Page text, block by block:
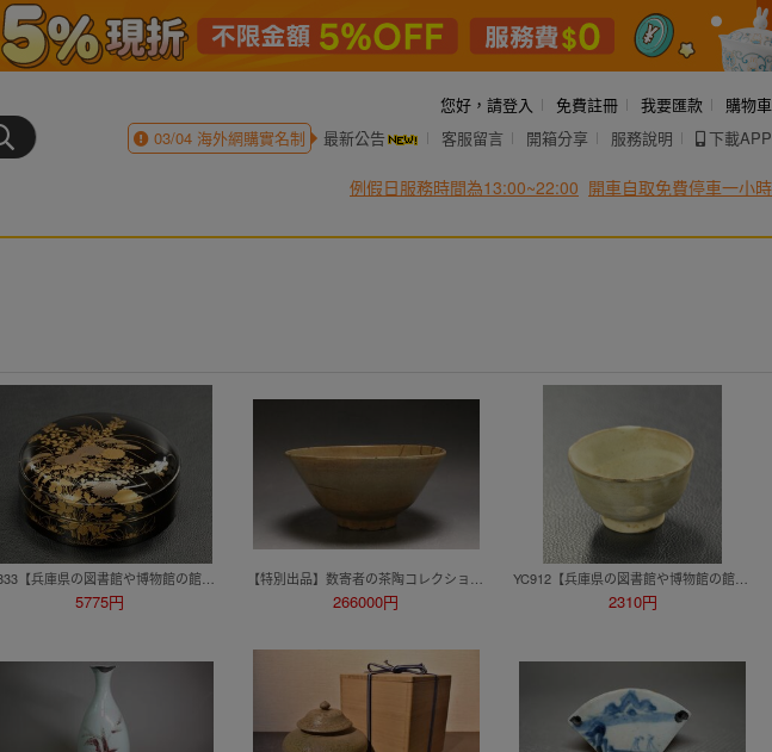
您好， 請登入 免費註冊 我要匯款
購物車
03/04海外網購實名制 最新公告 客服留言 開箱分享 服務說明 下載APP
例假日服務時間為13:00~22:00 開車自取免費停車一小時
5775円 266000円
YC912【兵庫県の図書館や博物館の館長を歴任された歴史研究家遺族委託品】韓国-李朝時代 粉引盃酒器 優品
2310円